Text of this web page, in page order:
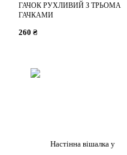
ГАЧОК РУХЛИВИЙ З ТРЬОМА
ГАЧКАМИ
260 ₴